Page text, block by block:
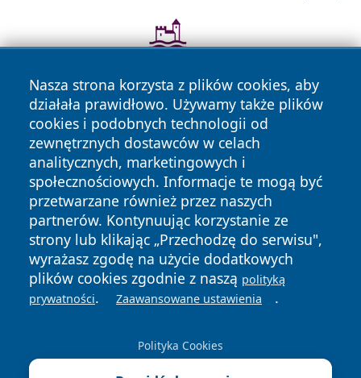
Nasza strona korzysta z plików cookies, aby
działała prawidłowo. Używamy także plików
cookies i podobnych technologii od
zewnętrznych dostawców w celach
analitycznych, marketingowych i
społecznościowych. Informacje te mogą być
przetwarzane również przez naszych
partnerów. Kontynuując korzystanie ze
strony lub klikając „Przechodzę do serwisu",
wyrażasz zgodę na użycie dodatkowych
plików cookies zgodnie z naszą polityką
prywatności. Zaawansowane ustawienia .
Polityka Cookies
Copyright © 2026 wrotatarnowa.pl Wszystkie prawa
zastrzeżone.
News Autorzy
Polityka
Prywatności
Polityka
Cookies